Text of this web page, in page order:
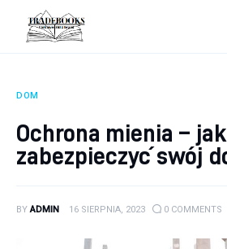
tradebooks.pl
Ciekawostki
DOM
Ochrona mienia –
zabezpieczyć swój
BY ADMIN 16 SIERPNIA, 2023 0 COMMENTS